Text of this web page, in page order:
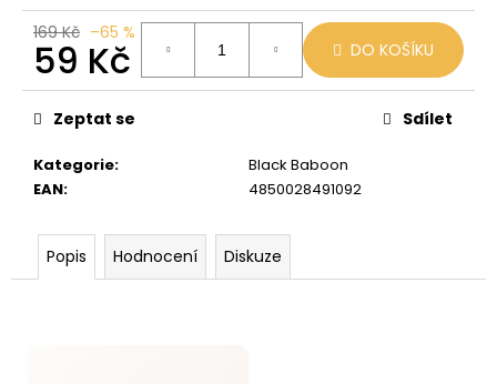
169 Kč –65 %
59 Kč
Měrná
cena:
DO KOŠÍKU
Kategorie:
Black Baboon
EAN: 4850028491092
Zeptat se Sdílet
Popis Hodnocení Diskuze
PRO
CAPPUCINO-
79
Původně:
Kč